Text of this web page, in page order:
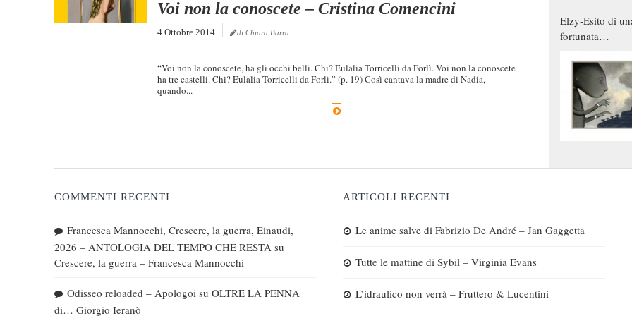
Voi non la conoscete – Cristina Comencini
4 Ottobre 2014 di Chiara Barra
“Voi non la conoscete, ha gli occhi belli. Chi? Eulalia Torricelli da Forlì. Voi non la conoscete
ha tre castelli. Chi? Eulalia Torricelli da Forlì.” (p. 19) Così cantava la madre di Nadia,
quando...
Elzy-Esito di
fortunata
COMMENTI RECENTI
Francesca Mannocchi, Crescere, la guerra, Einaudi,
2026 – ANTOLOGIA DEL TEMPO CHE RESTA su
Crescere, la guerra – Francesca Mannocchi
Odisseo reloaded – Apologoi su OLTRE LA PENNA
di… Giorgio Ieranò
ARTICOLI RECENTI
Le anime salve di Fabrizio De André – Jan Gaggetta
Tutte le mattine di Sybil – Virginia Evans
L’idraulico non verrà – Fruttero & Lucentini